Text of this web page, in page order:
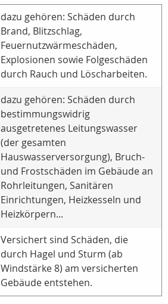
dazu gehören: Schäden durch
Brand, Blitzschlag,
Feuernutzwärmeschäden,
Explosionen sowie Folgeschäden
durch Rauch und Löscharbeiten.
dazu gehören: Schäden durch
bestimmungswidrig
ausgetretenes Leitungswasser
(der gesamten
Hauswasserversorgung), Bruch-
und Frostschäden im Gebäude an
Rohrleitungen, Sanitären
Einrichtungen, Heizkesseln und
Heizkörpern...
Versichert sind Schäden, die
durch Hagel und Sturm (ab
Windstärke 8) am versicherten
Gebäude entstehen.